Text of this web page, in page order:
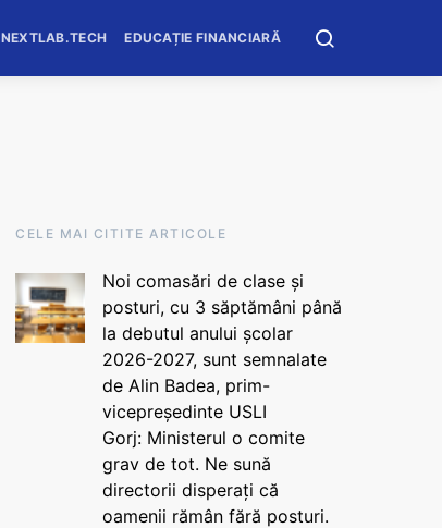
NEXTLAB.TECH EDUCAȚIE FINANCIARĂ
CELE MAI CITITE ARTICOLE
Noi comasări de clase și
posturi, cu 3 săptămâni până
la debutul anului școlar
2026-2027, sunt semnalate
de Alin Badea, prim-
vicepreședinte USLI
Gorj: Ministerul o comite
grav de tot. Ne sună
directorii disperați că
oamenii rămân fără posturi.